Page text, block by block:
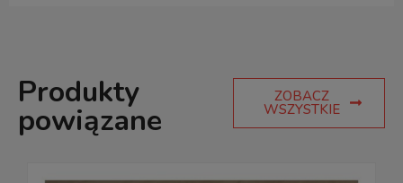
Produkty
powiązane
ZOBACZ
WSZYSTKIE